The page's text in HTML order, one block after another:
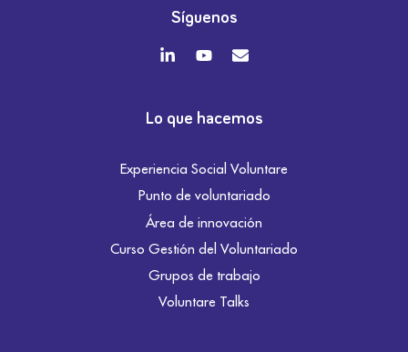
Síguenos
Lo que hacemos
Experiencia Social Voluntare
Punto de voluntariado
Área de innovación
Curso Gestión del Voluntariado
Grupos de trabajo
Voluntare Talks